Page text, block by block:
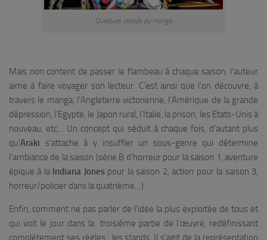
Quelques stands du manga
Mais non content de passer le flambeau à chaque saison, l’auteur
aime à faire voyager son lecteur. C’est ainsi que l’on découvre, à
travers le manga, l’Angleterre victorienne, l’Amérique de la grande
dépression, l’Egypte, le Japon rural, l’Italie, la prison, les Etats-Unis à
nouveau, etc… Un concept qui séduit à chaque fois, d’autant plus
qu’Araki s’attache à y insuffler un sous-genre qui détermine
l’ambiance de la saison (série B d’horreur pour la saison 1, aventure
épique à la Indiana Jonespour la saison 2, action pour la saison 3,
horreur/policier dans la quatrième…).
Enfin, comment ne pas parler de l’idée la plus exploitée de tous et
qui voit le jour dans la troisième partie de l’œuvre, redéfinissant
complètement ses règles : les stands. Il s’agit de la représentation